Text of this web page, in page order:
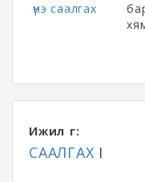
үнэ саалгах
Ижил үг:
СААЛГАХ I